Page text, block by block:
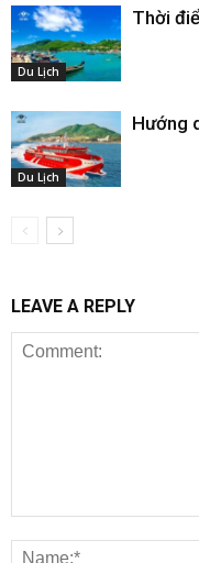
Du Lịch
Thời
Du Lịch
Hướng
LEAVE A REPLY